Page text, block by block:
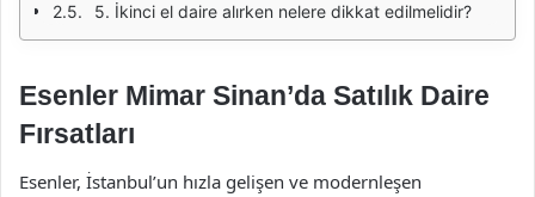
5. İkinci el daire alırken nelere dikkat edilmelidir?
Esenler Mimar Sinan’da Satılık Daire
Fırsatları
Esenler, İstanbul’un hızla gelişen ve modernleşen